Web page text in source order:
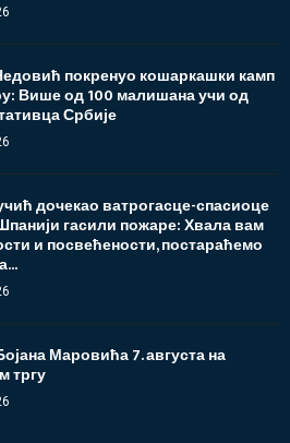
покренуо кошаркашки камп
Више од 100 малишана учи од
Србије
дочекао ватрогасце-спасиоце
гасили пожаре: Хвала вам
и посвећености, постараћемо
Маровића 7. августа на
тргу